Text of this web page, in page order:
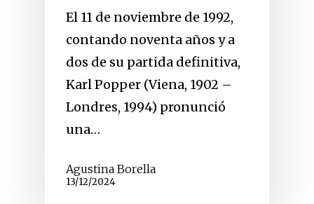
El 11 de noviembre de 1992,
contando noventa años y a
dos de su partida definitiva,
Karl Popper (Viena, 1902 –
Londres, 1994) pronunció
una…
Agustina Borella
13/12/2024